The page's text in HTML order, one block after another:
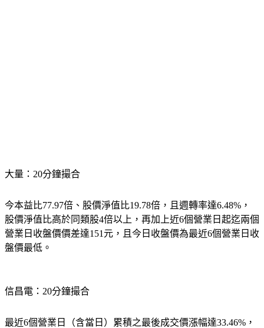
股價淨值比高於同類股4倍以上，再加上近6個營業日起迄兩個
營業日收盤價價差達151元，且今日收盤價為最近6個營業日收
盤價最低。
當日週轉率達19.34%。